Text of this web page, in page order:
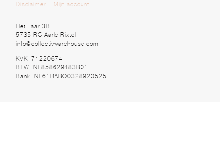
Disclaimer Mijn account
Het Laar 3B
5735 RC Aarle-Rixtel
info@collectivwarehouse.com
KVK: 71220674
BTW: NL858629483B01
Bank: NL61RABO0328920525